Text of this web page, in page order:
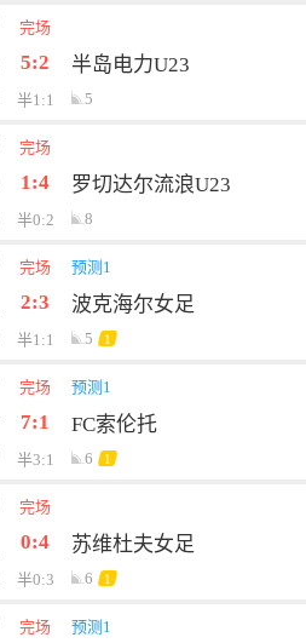
完场
5:2 半岛电力U23
半1:1 5
完场
1:4 罗切达尔流浪U23
半0:2 8
完场 预测1
2:3 波克海尔女足
半1:1 5 1
完场 预测1
7:1 FC索伦托
半3:1 6 1
完场
0:4 苏维杜夫女足
半0:3 6 1
完场 预测1